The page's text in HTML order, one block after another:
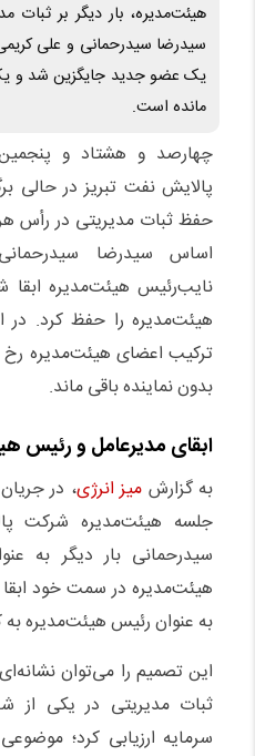
هیئت‌مدیره، بار دیگر بر ثبات
سیدرضا سیدرحمانی و علی
یک عضو جدید جایگزین شد و
مانده است.
چهارصد و هشتاد و
پالایش نفت تبریز در حالی
حفظ ثبات مدیریتی در رأس
اساس سیدرضا
نایب‌رئیس هیئت‌مدیره
هیئت‌مدیره را حفظ کرد. در
ترکیب اعضای هیئت‌مدیره
بدون نماینده باقی ماند.
ابقای مدیرعامل و رئیس
به گزارش میز انرژی، در
جلسه هیئت‌مدیره شرکت
سیدرحمانی بار دیگر به
هیئت‌مدیره در سمت خود
به عنوان رئیس هیئت‌مدیره به
این تصمیم را می‌توان
ثبات مدیریتی در یکی از
سرمایه ارزیابی کرد؛